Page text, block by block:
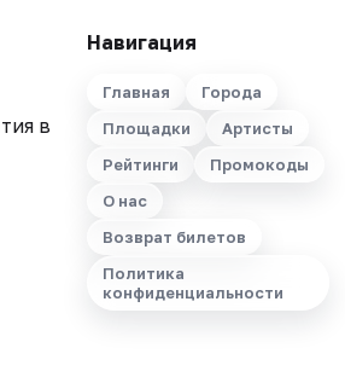
в
Навигация
Главная
Города
Площадки
Артисты
Рейтинги
Промокоды
О нас
Возврат билетов
Политика
конфиденциальности